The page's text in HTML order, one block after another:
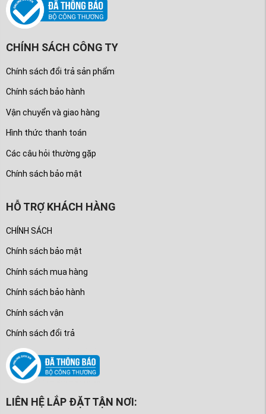
CHÍNH SÁCH CÔNG TY
Chính sách đổi trả sản phẩm
Chính sách bảo hành
Vận chuyển và giao hàng
Hình thức thanh toán
Các câu hỏi thường gặp
Chính sách bảo mật
HỖ TRỢ KHÁCH HÀNG
CHÍNH SÁCH
Chính sách bảo mật
Chính sách mua hàng
Chính sách bảo hành
Chính sách vận
Chính sách đổi trả
LIÊN HỆ LẮP ĐẶT TẬN NƠI: